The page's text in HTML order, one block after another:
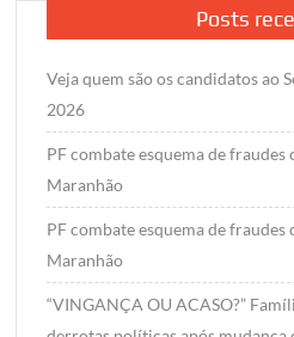
Posts
Veja quem são os candidatos ao
2026
PF combate esquema de fraudes
Maranhão
PF combate esquema de fraudes
Maranhão
“VINGANÇA OU ACASO?”